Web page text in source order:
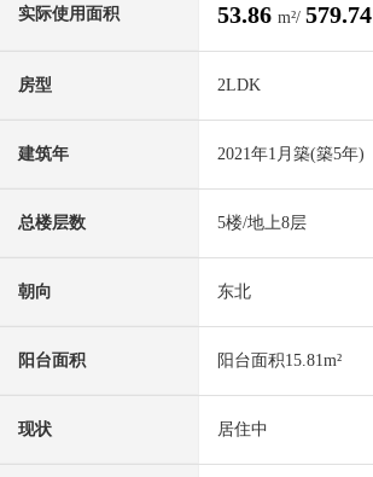
实际使用面积 53.86 m²/ 579.74
房型 2LDK
建筑年 2021年1月築(築5年)
总楼层数 5楼/地上8层
朝向 东北
阳台面积 阳台面积15.81m²
现状 居住中